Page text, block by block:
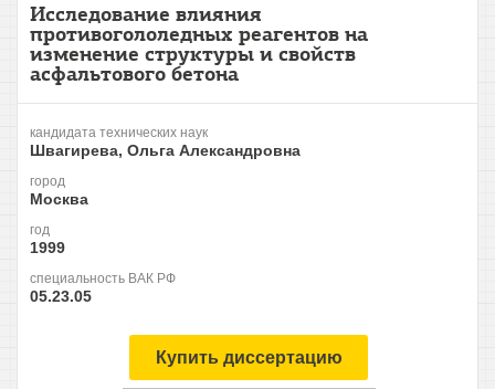
Исследование влияния
противогололедных реагентов на
изменение структуры и свойств
асфальтового бетона
кандидата технических наук
Швагирева, Ольга Александровна
город
Москва
год
1999
специальность ВАК РФ
05.23.05
Купить диссертацию